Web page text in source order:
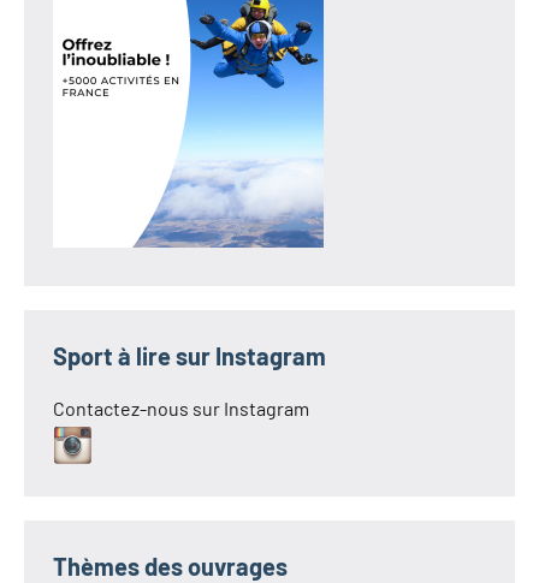
Sport à lire sur Instagram
Contactez-nous sur Instagram
Thèmes des ouvrages